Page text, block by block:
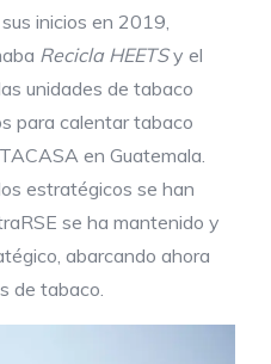
inicios en 2019,
Recicla HEETSy el
unidades de tabaco
para calentar tabaco
en Guatemala.
estratégicos se han
se ha mantenido y
abarcando ahora
de tabaco.